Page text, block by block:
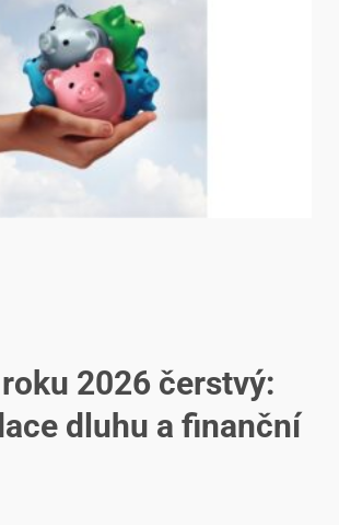
2026 čerstvý:
dluhu a finanční